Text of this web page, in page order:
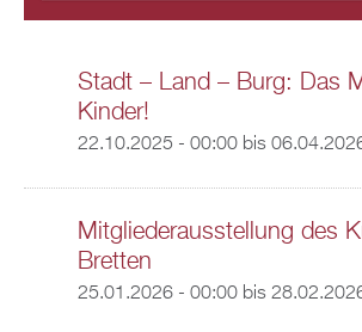
Stadt – Land – Burg: Das
Kinder!
22.10.2025 - 00:00bis
Mitgliederausstellung des
Bretten
25.01.2026 - 00:00bis